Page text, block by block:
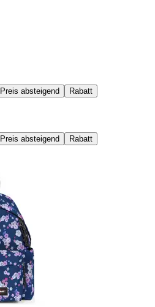
Preis absteigend Rabatt
Preis absteigend Rabatt